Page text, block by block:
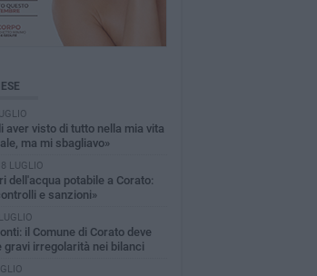
aver visto di tutto nella mia vita
ma mi sbagliavo»
LUGLIO
dell'acqua potabile a Corato:
e sanzioni»
il Comune di Corato deve
gravi irregolarità nei bilanci